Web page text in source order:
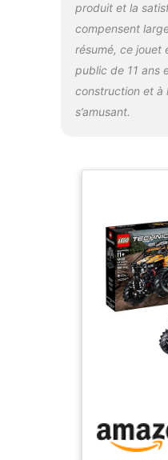
produit et la
compensent
résumé, ce jouet
public de 11 ans
construction et à
s’amusant.